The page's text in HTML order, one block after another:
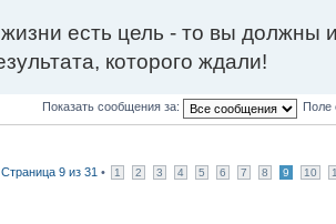
есть цель - то вы должны
которого ждали!
Показать сообщения за: Поле
Страница 9 из 31 • 1 2 3 4 5 6 7 8 9 10